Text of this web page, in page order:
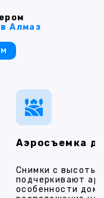
Аэросъемка
Снимки с высоты
подчеркивают
особенности
Алмаз